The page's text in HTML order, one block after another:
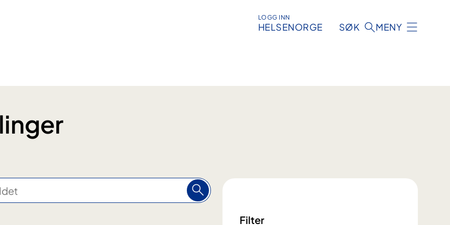
LOGG INN
HELSENORGE SØK MENY
Filter